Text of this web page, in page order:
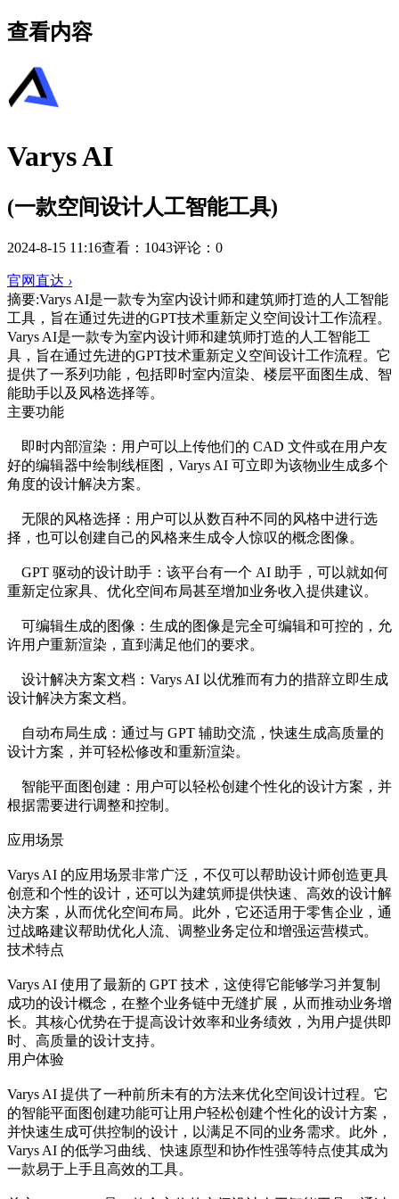
查看内容
Varys AI
(一款空间设计人工智能工具)
2024-8-15 11:16查看：1043评论：0
官网直达 ›
摘要:Varys AI是一款专为室内设计师和建筑师打造的人工智能
工具，旨在通过先进的GPT技术重新定义空间设计工作流程。
Varys AI是一款专为室内设计师和建筑师打造的人工智能工
具，旨在通过先进的GPT技术重新定义空间设计工作流程。它
提供了一系列功能，包括即时室内渲染、楼层平面图生成、智
能助手以及风格选择等。
主要功能
即时内部渲染：用户可以上传他们的 CAD 文件或在用户友
好的编辑器中绘制线框图，Varys AI 可立即为该物业生成多个
角度的设计解决方案。
无限的风格选择：用户可以从数百种不同的风格中进行选
择，也可以创建自己的风格来生成令人惊叹的概念图像。
GPT 驱动的设计助手：该平台有一个 AI 助手，可以就如何
重新定位家具、优化空间布局甚至增加业务收入提供建议。
可编辑生成的图像：生成的图像是完全可编辑和可控的，允
许用户重新渲染，直到满足他们的要求。
设计解决方案文档：Varys AI 以优雅而有力的措辞立即生成
设计解决方案文档。
自动布局生成：通过与 GPT 辅助交流，快速生成高质量的
设计方案，并可轻松修改和重新渲染。
智能平面图创建：用户可以轻松创建个性化的设计方案，并
根据需要进行调整和控制。
应用场景
Varys AI 的应用场景非常广泛，不仅可以帮助设计师创造更具
创意和个性的设计，还可以为建筑师提供快速、高效的设计解
决方案，从而优化空间布局。此外，它还适用于零售企业，通
过战略建议帮助优化人流、调整业务定位和增强运营模式。
技术特点
Varys AI 使用了最新的 GPT 技术，这使得它能够学习并复制
成功的设计概念，在整个业务链中无缝扩展，从而推动业务增
长。其核心优势在于提高设计效率和业务绩效，为用户提供即
时、高质量的设计支持。
用户体验
Varys AI 提供了一种前所未有的方法来优化空间设计过程。它
的智能平面图创建功能可让用户轻松创建个性化的设计方案，
并快速生成可供控制的设计，以满足不同的业务需求。此外，
Varys AI 的低学习曲线、快速原型和协作性强等特点使其成为
一款易于上手且高效的工具。